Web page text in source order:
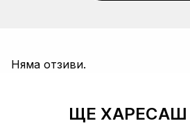
Няма отзиви.
ЩЕ ХАРЕСАШ